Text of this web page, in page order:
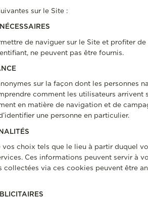
sur le Site :
de naviguer sur le Site et profiter
ne peuvent pas être fournis.
sur la façon dont les personnes
comment les utilisateurs
en matière de navigation et de
une personne en particulier.
choix tels que le lieu à partir duquel
Ces informations peuvent servir à
collectées via ces cookies peuvent être